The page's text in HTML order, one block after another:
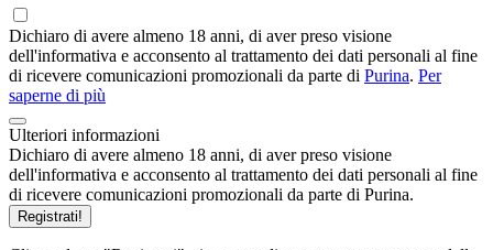
Dichiaro di avere almeno 18 anni, di aver preso visione
dell'informativa e acconsento al trattamento dei dati personali al fine
di ricevere comunicazioni promozionali da parte di Purina. Per
saperne di più
Ulteriori informazioni
Dichiaro di avere almeno 18 anni, di aver preso visione
dell'informativa e acconsento al trattamento dei dati personali al fine
di ricevere comunicazioni promozionali da parte di Purina.
Registrati!